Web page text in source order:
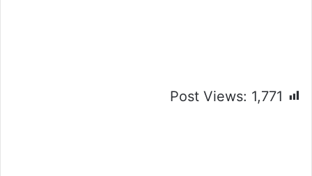
Post Views: 1,771